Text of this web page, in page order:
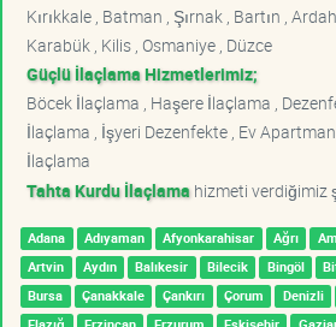
Kırıkkale , Batman , Şırnak , Bartın ,
Karabük , Kilis , Osmaniye , Düzce
Güçlü İlaçlama Hizmetlerimiz;
Böcek İlaçlama , Haşere İlaçlama ,
İlaçlama , İşyeri Dezenfekte , Ev
İlaçlama
Tahta Kurdu İlaçlama hizmeti verdiğimiz
Adana Adıyaman Afyonkarahisar Ağrı
Artvin
Aydın Balıkesir Bilecik Bingöl
Bursa
Çanakkale Çankırı Çorum Denizli